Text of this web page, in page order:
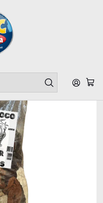
de Fardos !!
Invierno Segunda